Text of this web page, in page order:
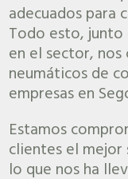
adecuados para
Todo esto,
en el sector,
neumáticos de
empresas en
Estamos
clientes el
lo que nos ha